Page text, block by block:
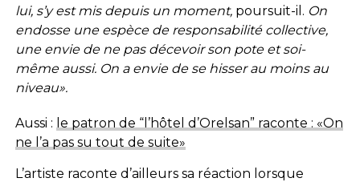
lui, s’y est mis depuis un moment,poursuit-il. On
endosse une espèce de responsabilité collective,
une envie de ne pas décevoir son pote et soi-
même aussi. On a envie de se hisser au moins au
niveau».
Aussi : le patron de “l’hôtel d’Orelsan” raconte : «On
ne l’a pas su tout de suite»
L’artiste raconte d’ailleurs sa réaction lorsque